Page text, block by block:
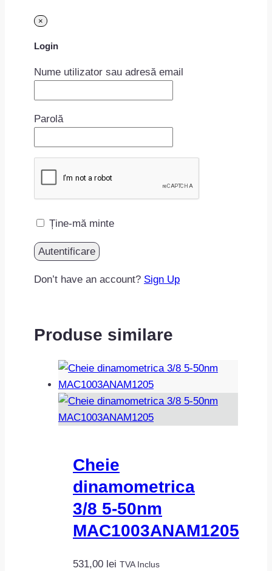
×
Login
Nume utilizator sau adresă email
Parolă
Ține-mă minte
Don’t have an account? Sign Up
Produse similare
Cheie
dinamometrica
3/8 5-50nm
MAC1003ANAM1205
531,00 lei TVA Inclus